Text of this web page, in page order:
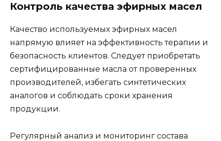
Контроль качества эфирных масел
Качество используемых эфирных масел
напрямую влияет на эффективность терапии и
безопасность клиентов. Следует приобретать
сертифицированные масла от проверенных
производителей, избегать синтетических
аналогов и соблюдать сроки хранения
продукции.
Регулярный анализ и мониторинг состава